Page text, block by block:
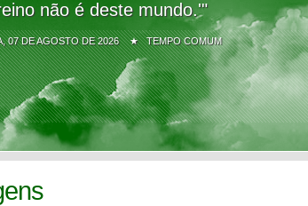
não é deste mundo.'"
07 DE AGOSTO DE 2026 ★ TEMPO COMUM